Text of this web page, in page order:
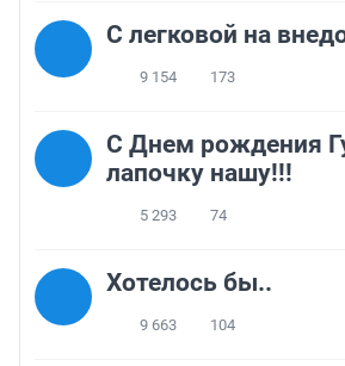
C легковой на
9 154 173
С Днем рождения
лапочку нашу!!!
5 293 74
Хотелось бы..
9 663 104